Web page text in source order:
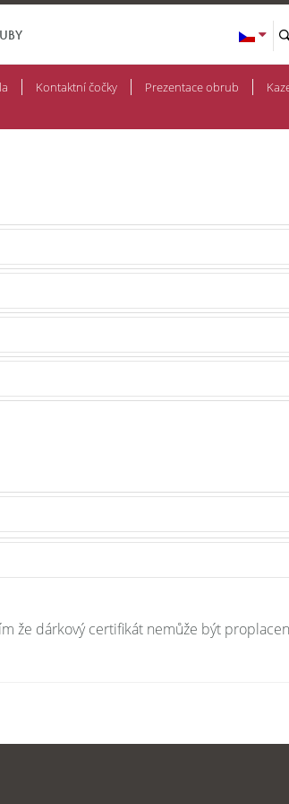
Kontaktní čočky Prezentace obrub
že dárkový certifikát nemůže být